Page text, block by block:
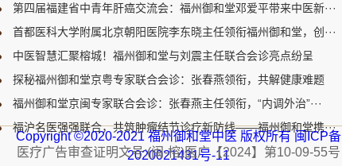
第四届福建省中青年肝癌交流会：福州御和堂邓爱平带来中医新···
首都医科大学附属北京朝阳医院李东晓主任领衔福州御和堂，创···
中医智慧汇聚榕城！福州御和堂与刘震主任联合会诊亮点纷呈
探秘福州御和堂京粤专家联合会诊：张春燕领衔，共解健康难题
福州御和堂京闽专家联合会诊：张春燕主任领衔，“内调外治”···
福沪名医强强联合，共筑肿瘤结节诊疗新防线——福州御和堂携···
Copyright ©2020-2021 福州御和堂中医 版权所有闽ICP备
2020021431号-11
医疗广告审查证明文号:(闽-榕)医广【2024】第10-09-55号